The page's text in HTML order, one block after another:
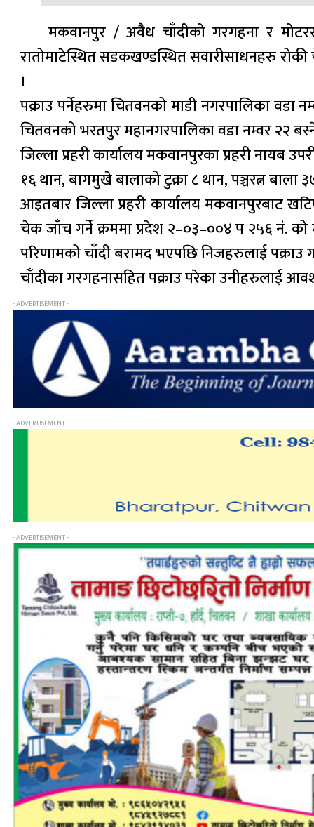
मकवानपुर / अवैध चाँदीको गरगहना र
रातोमाटेस्थित सडकखण्डस्थित सवारीसाधनहरु
।
पक्राउ पर्नेहरुमा चितवनको माडी नगरपालिका वडा
चितवनको भरतपुर महानगरपालिका वडा नम्वर २२
जिल्ला प्रहरी कार्यालय मकवानपुरका प्रहरी नायब
१६ थान, बागमुखे बालाको टुक्रा ८ थान, पञ्चरत्न बाला
आइतबार जिल्ला प्रहरी कार्यालय मकवानपुरबाट
चेक जाँच गर्ने क्रममा प्रदेश २–०३–००४ प २५६ नं.
परिणामको चाँदी बरामद भएपछि निजहरुलाई
चाँदीका गरगहनासहित पक्राउ परेका उनीहरुलाई
- ADVERTISEMENT -
- ADVERTISEMENT -
- ADVERTISEMENT -